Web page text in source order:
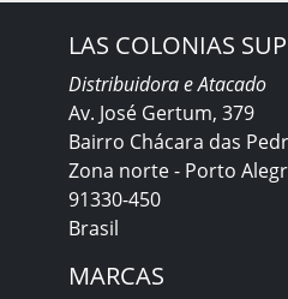
LAS COLONIAS
Distribuidora e Atacado
Av. José Gertum, 379
Bairro Chácara das
Zona norte - Porto
91330-450
Brasil
MARCAS